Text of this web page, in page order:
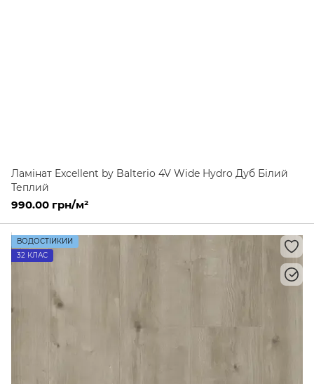
Ламінат Excellent by Balterio 4V Wide Hydro Дуб Білий
Теплий
990.00 грн/м²
ВОДОСТІЙКИЙ
32 КЛАС